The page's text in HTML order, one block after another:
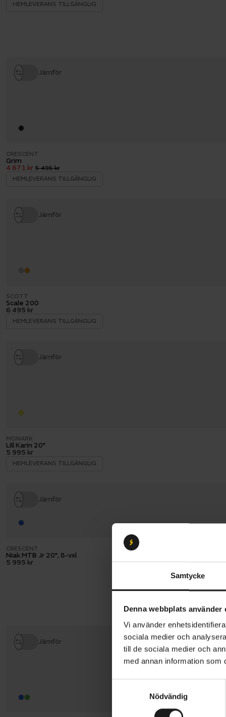
Samtycke
Denna webbplats använder
Vi använder
sociala medier och
till de sociala medier och
med annan information som
Nödvändig
HEMLEVERANS TILLGÄNGLIG
Jämför
CRESCENT
Grim
4 671 kr 5 495 kr
HEMLEVERANS TILLGÄNGLIG
Jämför
SCOTT
Scale 200
6 495 kr
HEMLEVERANS TILLGÄNGLIG
Jämför
MONARK
Lill Karin 20"
5 995 kr
HEMLEVERANS TILLGÄNGLIG
Jämför
CRESCENT
Niak MTB Jr 20", 8-vxl
5 995 kr
Jämför